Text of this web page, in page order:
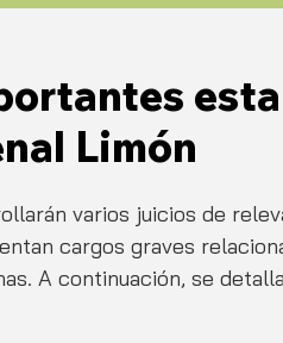
esta
Limón
varios juicios de
cargos graves
A continuación, se